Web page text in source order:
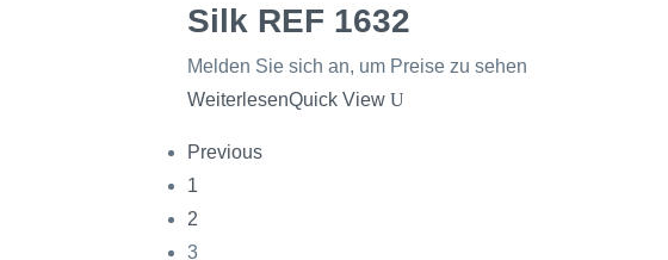
Silk REF 1632
Melden Sie sich an, um Preise zu sehen
WeiterlesenQuick View
Previous
1
2
3